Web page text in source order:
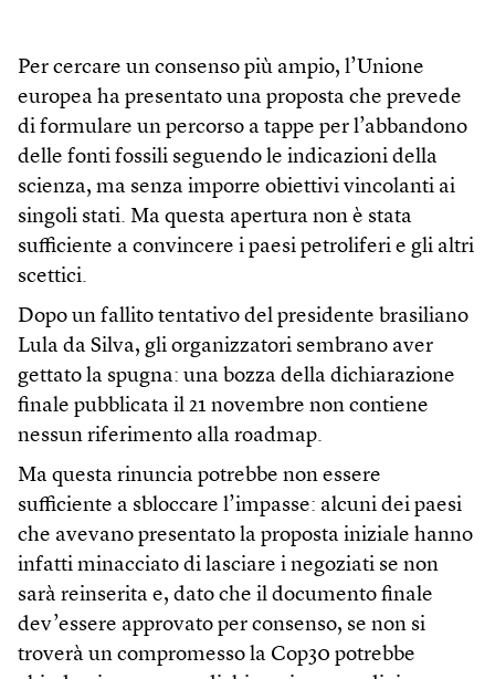
Per cercare un consenso più ampio, l’Unione
europea ha presentato una proposta che prevede
di formulare un percorso a tappe per l’abbandono
delle fonti fossili seguendo le indicazioni della
scienza, ma senza imporre obiettivi vincolanti ai
singoli stati. Ma questa apertura non è stata
sufficiente a convincere i paesi petroliferi e gli altri
scettici.
Dopo un fallito tentativo del presidente brasiliano
Lula da Silva, gli organizzatori sembrano aver
gettato la spugna: una bozza della dichiarazione
finale pubblicata il 21 novembre non contiene
nessun riferimento alla roadmap.
Ma questa rinuncia potrebbe non essere
sufficiente a sbloccare l’impasse: alcuni dei paesi
che avevano presentato la proposta iniziale hanno
infatti minacciato di lasciare i negoziati se non
sarà reinserita e, dato che il documento finale
dev’essere approvato per consenso, se non si
troverà un compromesso la Cop30 potrebbe